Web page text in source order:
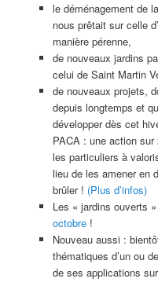
le déménagement de
nous prêtait sur celle
manière pérenne,
de nouveaux jardins
celui de Saint Martin
de nouveaux projets,
depuis longtemps et
développer dès cet
PACA : une action
les particuliers à
lieu de les amener en
brûler ! (Plus d’infos)
Les « jardins ouverts
octobre !
Nouveau aussi :
thématiques d’un ou
de ses applications